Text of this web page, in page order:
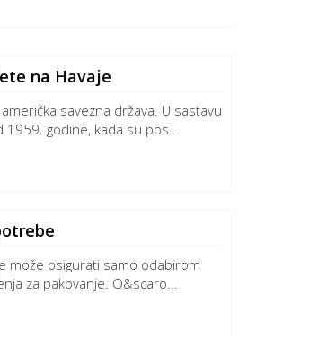
na Havaje
savezna država. U sastavu
1959. godine, kada su pos...
može osigurati samo odabirom
za pakovanje. O&scaro...